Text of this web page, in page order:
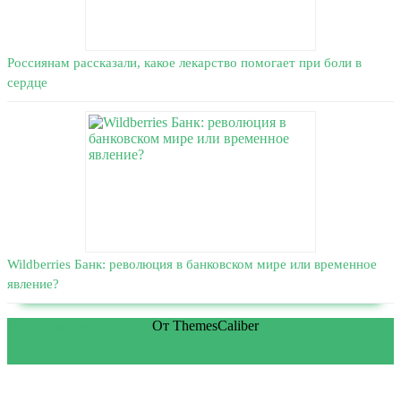
Россиянам рассказали, какое лекарство помогает при боли в
сердце
Wildberries Банк: революция в банковском мире или временное
явление?
От ThemesCaliber